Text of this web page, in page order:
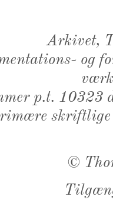
Arkivet,
og
p.t. 10323
©